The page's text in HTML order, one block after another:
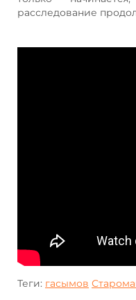
расследование
Теги: гасымов